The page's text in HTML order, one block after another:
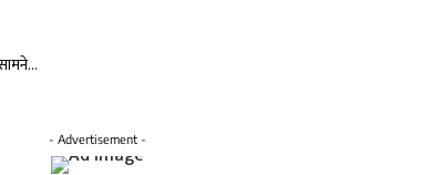
- Advertisement -